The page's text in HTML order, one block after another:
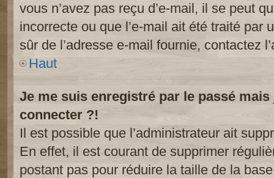
vous n’avez pas reçu d’e-mail, il se peut
incorrecte ou que l’e-mail ait été traité par
sûr de l’adresse e-mail fournie, contactez
Haut
Je me suis enregistré par le passé
connecter ?!
Il est possible que l’administrateur ait
En effet, il est courant de supprimer
postant pas pour réduire la taille de la